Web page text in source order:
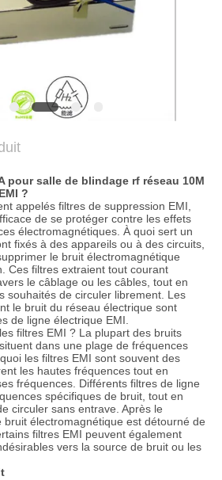
pour salle de blindage rf réseau 10M
?
appelés filtres de suppression EMI,
de se protéger contre les effets
électromagnétiques. À quoi sert un
fixés à des appareils ou à des circuits,
le bruit électromagnétique
Ces filtres extraient tout courant
le câblage ou les câbles, tout en
souhaités de circuler librement. Les
le bruit du réseau électrique sont
de ligne électrique EMI.
filtres EMI ? La plupart des bruits
dans une plage de fréquences
les filtres EMI sont souvent des
les hautes fréquences tout en
fréquences. Différents filtres de ligne
spécifiques de bruit, tout en
circuler sans entrave. Après le
bruit électromagnétique est détourné de
filtres EMI peuvent également
vers la source de bruit ou les